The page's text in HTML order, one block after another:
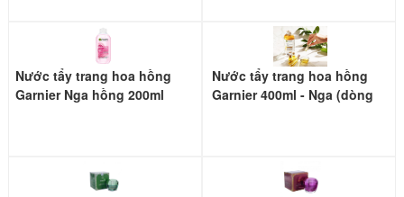
Nước tẩy trang hoa hồng
Garnier Nga hồng 200ml
Nước tẩy trang hoa hồng
Garnier 400ml - Nga (dòng